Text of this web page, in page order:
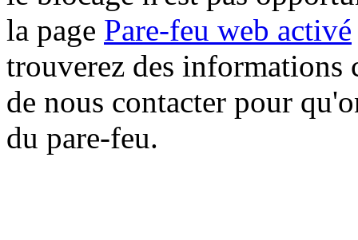
la page Pare-feu web activé
trouverez des informations
de nous contacter pour
du pare-feu.